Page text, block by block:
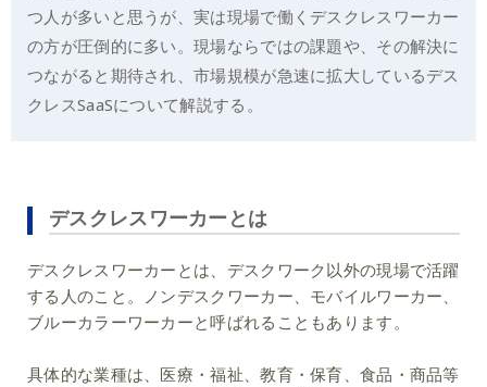
つ人が多いと思うが、実は現場で働くデスクレスワーカー
の方が圧倒的に多い。現場ならではの課題や、その解決に
つながると期待され、市場規模が急速に拡大しているデス
クレスSaaSについて解説する。
デスクレスワーカーとは
デスクレスワーカーとは、デスクワーク以外の現場で活躍
する人のこと。ノンデスクワーカー、モバイルワーカー、
ブルーカラーワーカーと呼ばれることもあります。
具体的な業種は、医療・福祉、教育・保育、食品・商品等